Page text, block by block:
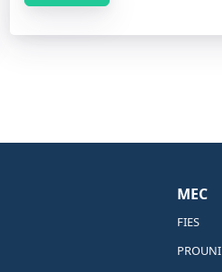
MEC
FIES
PROUNI